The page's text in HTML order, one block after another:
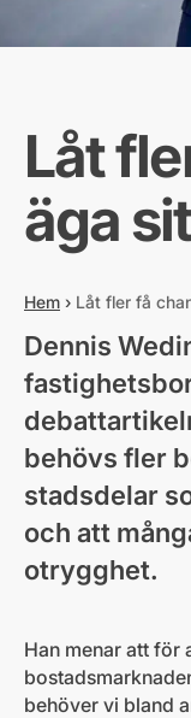
Låt
äga
Hem › Låt fler få
Dennis
behövs fler
stadsdelar
och att
otrygghet.
Han menar att för
behöver vi bland